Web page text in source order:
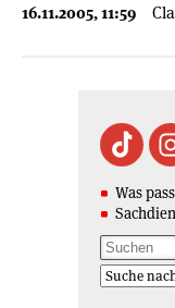
16.11.2005, 11:59
Was